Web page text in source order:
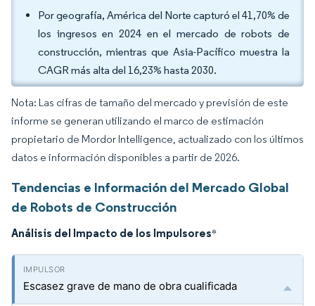
Por geografía, América del Norte capturó el 41,70% de
los ingresos en 2024 en el mercado de robots de
construcción, mientras que Asia-Pacífico muestra la
CAGR más alta del 16,23% hasta 2030.
Nota: Las cifras de tamaño del mercado y previsión de este
informe se generan utilizando el marco de estimación
propietario de Mordor Intelligence, actualizado con los últimos
datos e información disponibles a partir de 2026.
Tendencias e Información del Mercado Global
de Robots de Construcción
Análisis del Impacto de los Impulsores*
Escasez grave de mano de obra cualificada